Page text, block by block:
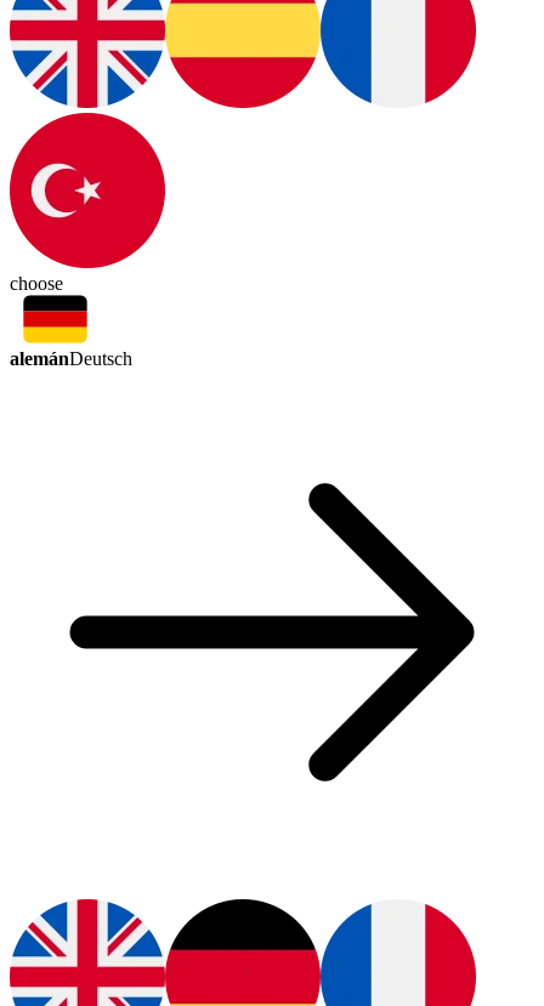
choose
alemánDeutsch